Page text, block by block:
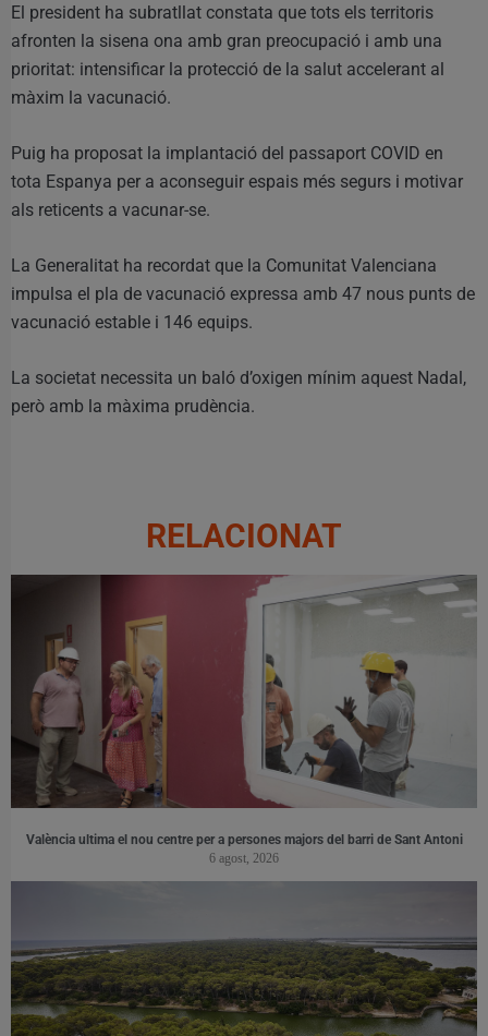
El president ha subratllat constata que tots els territoris
afronten la sisena ona amb gran preocupació i amb una
prioritat: intensificar la protecció de la salut accelerant al
màxim la vacunació.
Puig ha proposat la implantació del passaport COVID en
tota Espanya per a aconseguir espais més segurs i motivar
als reticents a vacunar-se.
La Generalitat ha recordat que la Comunitat Valenciana
impulsa el pla de vacunació expressa amb 47 nous punts de
vacunació estable i 146 equips.
La societat necessita un baló d’oxigen mínim aquest Nadal,
però amb la màxima prudència.
RELACIONAT
València ultima el nou centre per a persones majors del barri de Sant Antoni
6 agost, 2026